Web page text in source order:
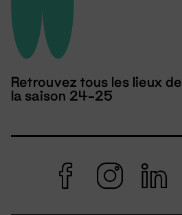
Retrouvez tous les lieux de
la saison 24-25